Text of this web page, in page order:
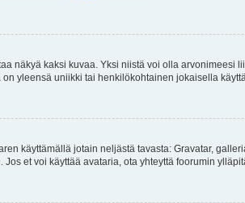
näkyä kaksi kuvaa. Yksi niistä voi olla
yleensä uniikki tai henkilökohtainen jokaisella
käyttämällä jotain neljästä tavasta: Gravatar,
et voi käyttää avataria, ota yhteyttä foorumin